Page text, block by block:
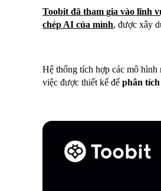
Toobit đã tham gia vào lĩnh
chép AI của mình, được xây
Hệ thống tích hợp các mô
việc được thiết kế để phân